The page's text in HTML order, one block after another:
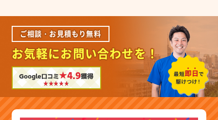
ご相談・お見積もり無料
お気軽にお問い合わせを！
Google口コミ★4.9獲得